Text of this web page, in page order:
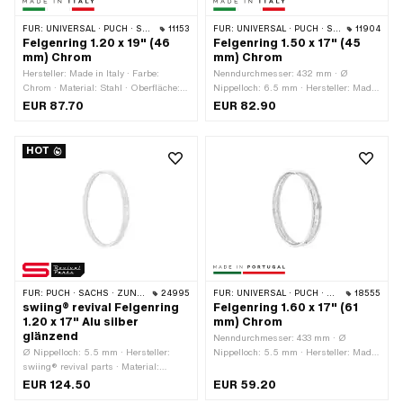
FÜR: UNIVERSAL · PUCH · SACHS 11153
Felgenring 1.20 x 19" (46
mm) Chrom
Hersteller: Made in Italy · Farbe:
Chrom · Material: Stahl · Oberfläche:
verchromt · Nenndurchmesser: 482
mm · Maulweite [Zoll]: 1.2 " ·
Maulweite [mm]: 29.5 mm · Ø
Nippelloch: 5.3 mm · Anzahl
Speichenlöcher: 36 Stk.
EUR 87.70
FÜR: UNIVERSAL · PUCH · SACHS · ZÜNDAPP BELMONDO 11904
Felgenring 1.50 x 17" (45
mm) Chrom
Nenndurchmesser: 432 mm · Ø
Nippelloch: 6.5 mm · Hersteller: Made
in Italy · Material: Stahl · Oberfläche:
aussen: 56 mm · Anzahl
Speichenlöcher: 36 Stk.
EUR 82.90
HOT
FÜR: PUCH · SACHS · ZÜNDAPP BELMONDO · DKW · HERCULES 24995
swiing® revival Felgenring
1.20 x 17" Alu silber
glänzend
Ø Nippelloch: 5.5 mm · Hersteller:
swiing® revival parts · Material:
Aluminium · Oberfläche: eloxiert ·
EUR 124.50
FÜR: UNIVERSAL · PUCH · SACHS · ZÜNDAPP BELMONDO 18555
Felgenring 1.60 x 17" (61
mm) Chrom
Nenndurchmesser: 433 mm · Ø
Nippelloch: 5.5 mm · Hersteller: Made
Oberfläche: verchromt · Farbe: Chrom ·
EUR 59.20